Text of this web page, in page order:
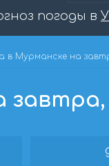
погоды в
в Мурманске на